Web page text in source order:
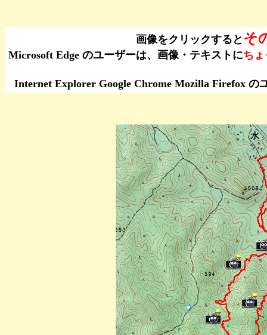
画像をクリックすると そ
Microsoft Edge のユーザーは、画像・テキストにち
Internet Explorer Google Chrome Mozilla Firefox の